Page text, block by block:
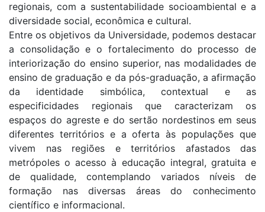
regionais, com a sustentabilidade socioambiental e a
diversidade social, econômica e cultural.
Entre os objetivos da Universidade, podemos destacar
a consolidação e o fortalecimento do processo de
interiorização do ensino superior, nas modalidades de
ensino de graduação e da pós-graduação, a afirmação
da identidade simbólica, contextual e as
especificidades regionais que caracterizam os
espaços do agreste e do sertão nordestinos em seus
diferentes territórios e a oferta às populações que
vivem nas regiões e territórios afastados das
metrópoles o acesso à educação integral, gratuita e
de qualidade, contemplando variados níveis de
formação nas diversas áreas do conhecimento
científico e informacional.